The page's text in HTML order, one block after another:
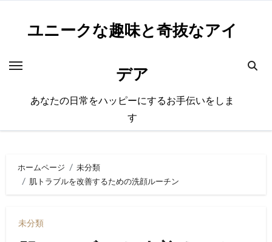
ユニークな趣味と奇抜なアイ
デア
あなたの日常をハッピーにするお手伝いをしま
す
ホームページ
未分類
肌トラブルを改善するための洗顔ルーチン
未分類